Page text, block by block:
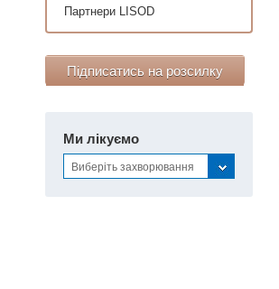
Партнери LISOD
Підписатись на розсилку
Ми лікуємо
Виберіть захворювання